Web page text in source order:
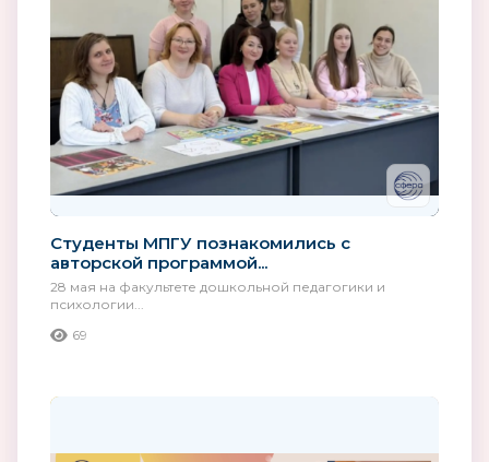
Студенты МПГУ познакомились с
авторской программой...
28 мая на факультете дошкольной педагогики и
психологии...
69